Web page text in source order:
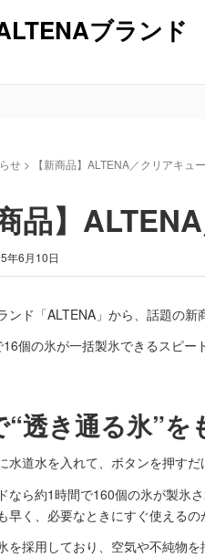
せ > 【新商品】ALTENA／クリアキュ
商品】
年6月10日
ンド「ALTENA」から、話題の新
個の氷が一括製氷できるスピー
“透き通る氷”を
水道水を入れて、ボタンを押すだ
なら約1時間で160個の氷が製氷さ
早く、必要なときにすぐ使えるの
を採用しており、空気や不純物を